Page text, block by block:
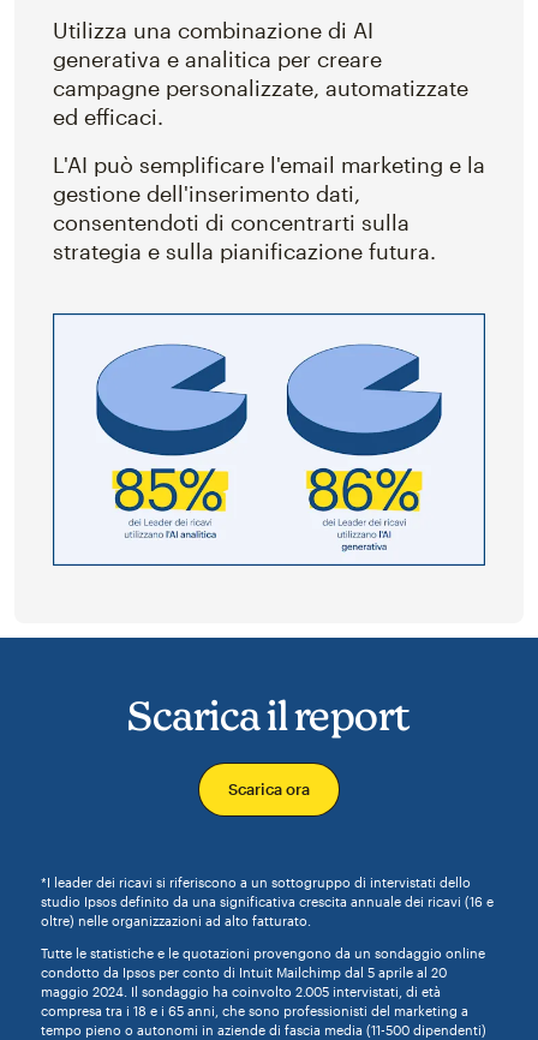
Utilizza una combinazione di AI
generativa e analitica per creare
campagne personalizzate, automatizzate
ed efficaci.
L'AI può semplificare l'email marketing e la
gestione dell'inserimento dati,
consentendoti di concentrarti sulla
strategia e sulla pianificazione futura.
Scarica il report
Scarica ora
*I leader dei ricavi si riferiscono a un sottogruppo di intervistati dello
studio Ipsos definito da una significativa crescita annuale dei ricavi (16 e
oltre) nelle organizzazioni ad alto fatturato.
Tutte le statistiche e le quotazioni provengono da un sondaggio online
condotto da Ipsos per conto di Intuit Mailchimp dal 5 aprile al 20
maggio 2024. Il sondaggio ha coinvolto 2.005 intervistati, di età
compresa tra i 18 e i 65 anni, che sono professionisti del marketing a
tempo pieno o autonomi in aziende di fascia media (11-500 dipendenti)